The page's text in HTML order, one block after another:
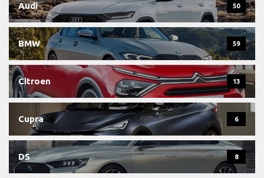
Audi 50
BMW 59
Citroen 13
Cupra 6
DS 8